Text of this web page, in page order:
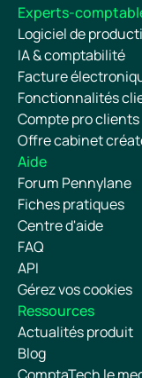
Experts-
Logiciel de
IA & comptabilité
Facture
Fonctionnalités
Compte pro clients
Offre cabinet
Aide
Forum Pennylane
Fiches pratiques
Centre d'aide
FAQ
API
Gérez vos cookies
Ressources
Actualités produit
Blog